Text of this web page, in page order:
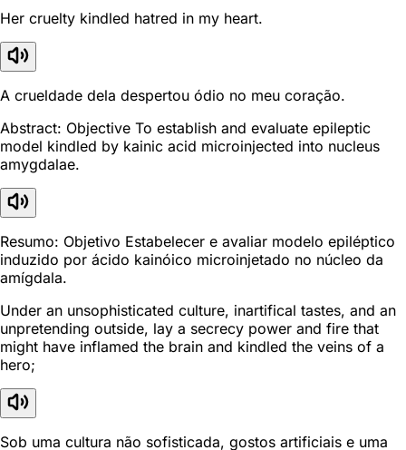
Her cruelty kindled hatred in my heart.
A crueldade dela despertou ódio no meu coração.
Abstract: Objective To establish and evaluate epileptic
model kindled by kainic acid microinjected into nucleus
amygdalae.
Resumo: Objetivo Estabelecer e avaliar modelo epiléptico
induzido por ácido kainóico microinjetado no núcleo da
amígdala.
Under an unsophisticated culture, inartifical tastes, and an
unpretending outside, lay a secrecy power and fire that
might have inflamed the brain and kindled the veins of a
hero;
Sob uma cultura não sofisticada, gostos artificiais e uma